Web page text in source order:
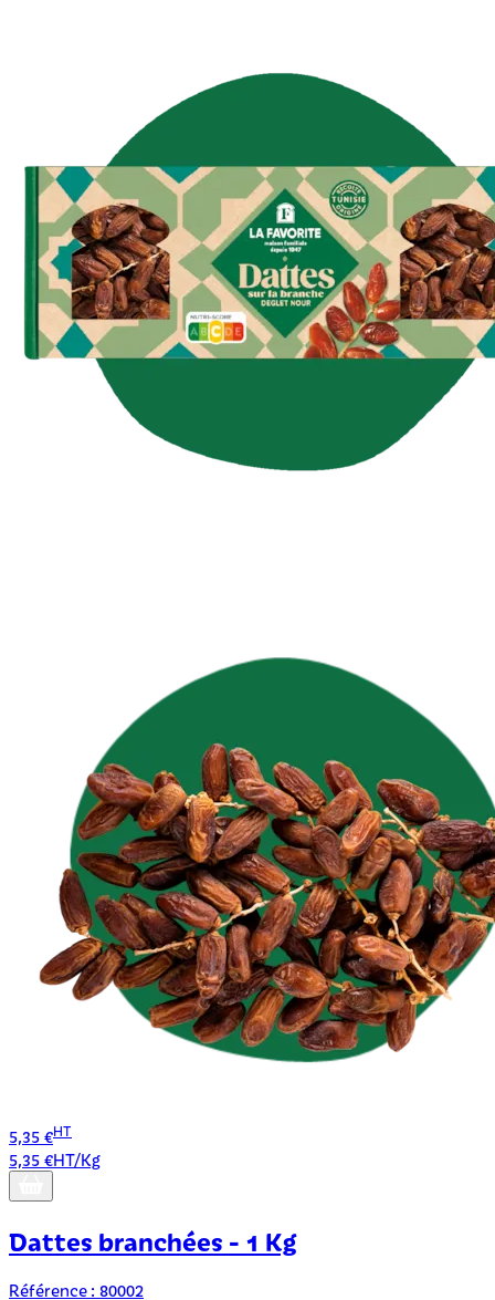
5,35 €HT
5,35 €HT/Kg
Dattes branchées - 1 Kg
Référence : 80002